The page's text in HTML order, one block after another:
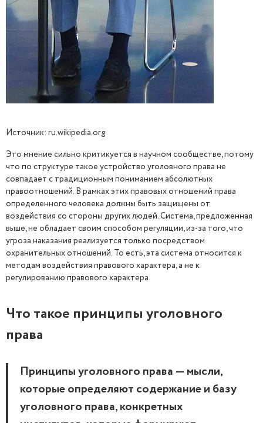
Источник: ru.wikipedia.org
Это мнение сильно критикуется в научном сообществе, потому
что по структуре такое устройство уголовного права не
совпадает с традиционным пониманием абсолютных
правоотношений. В рамках этих правовых отношений права
определенного человека должны быть защищены от
воздействия со стороны других людей. Система, предложенная
выше, не обладает своим способом регуляции, из-за того, что
угроза наказания реализуется только посредством
охранительных отношений. То есть, эта система относится к
методам воздействия правового характера, а не к
регулированию правового характера.
Что такое принципы уголовного
права
Принципы уголовного права — мысли,
которые определяют содержание и базу
уголовного права, конкретных